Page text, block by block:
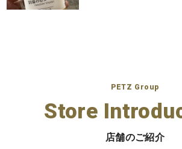
PETZ Group
Store
店舗のご紹介